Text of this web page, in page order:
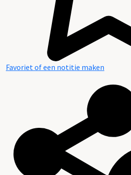
Favoriet of een notitie maken